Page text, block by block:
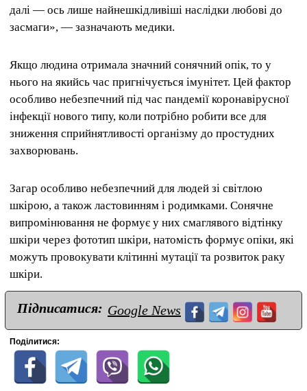
далі — ось лише найнешкідливіші наслідки любові до
засмаги», — зазначають медики.
Якщо людина отримала значний сонячний опік, то у
нього на якийсь час пригнічується імунітет. Цей фактор
особливо небезпечний під час пандемії коронавірусної
інфекції нового типу, коли потрібно робити все для
зниження сприйнятливості організму до простудних
захворювань.
Загар особливо небезпечний для людей зі світлою
шкірою, а також ластовинням і родимками. Сонячне
випромінювання не формує у них смаглявого відтінку
шкіри через фототип шкіри, натомість формує опіки, які
можуть провокувати клітинні мутації та розвиток раку
шкіри.
Підписатися: Google News
Поділитися: